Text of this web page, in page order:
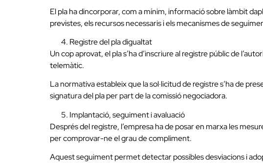
El pla ha dincorporar, com a mínim, informació sobre làmbit
previstes, els recursos necessaris i els mecanismes de
Registre del pla digualtat
Un cop aprovat, el pla s’ha d’inscriure al registre públic de
telemàtic.
La normativa estableix que la sol·licitud de registre s’ha de
signatura del pla per part de la comissió negociadora.
Implantació, seguiment i avaluació
Després del registre, l’empresa ha de posar en marxa les
per comprovar-ne el grau de compliment.
Aquest seguiment permet detectar possibles desviacions i